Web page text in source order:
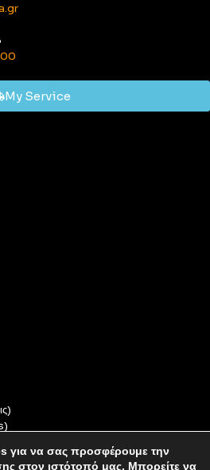
My Service
για να σας προσφέρουμε την
στον ιστότοπό μας. Μπορείτε να